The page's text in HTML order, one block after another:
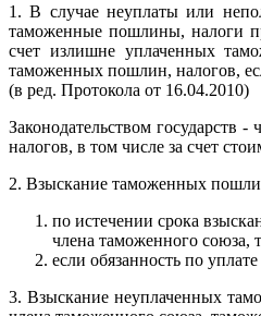
1. В случае неуплаты или
таможенные пошлины, налоги
счет излишне уплаченных
таможенных пошлин, налогов,
(в ред. Протокола от 16.04.2010)
Законодательством
налогов, в том числе за счет
2. Взыскание таможенных
по истечении срока
члена таможенного союза,
если обязанность по
3. Взыскание неуплаченных